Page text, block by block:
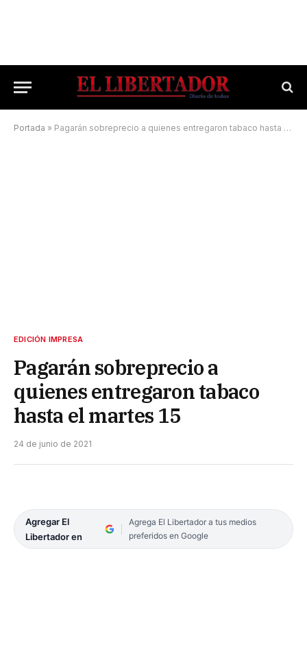
Portada » Pagarán sobreprecio a quienes entregaron tabaco hasta el martes 15
EDICIÓN IMPRESA
Pagarán sobreprecio a
quienes entregaron tabaco
hasta el martes 15
24 de junio de 2021
Agregar El
Libertador en
Agrega El Libertador a tus medios
preferidos en Google